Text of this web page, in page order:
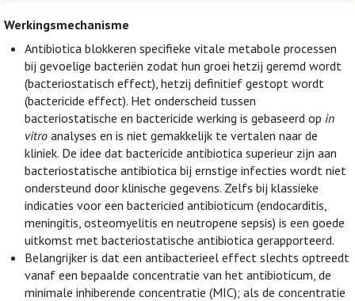
Werkingsmechanisme
Antibiotica blokkeren specifieke vitale metabole processen
bij gevoelige bacteriën zodat hun groei hetzij geremd wordt
(bacteriostatisch effect), hetzij definitief gestopt wordt
(bactericide effect). Het onderscheid tussen
bacteriostatische en bactericide werking is gebaseerd op in
vitro analyses en is niet gemakkelijk te vertalen naar de
kliniek. De idee dat bactericide antibiotica superieur zijn aan
bacteriostatische antibiotica bij ernstige infecties wordt niet
ondersteund door klinische gegevens. Zelfs bij klassieke
indicaties voor een bactericied antibioticum (endocarditis,
meningitis, osteomyelitis en neutropene sepsis) is een goede
uitkomst met bacteriostatische antibiotica gerapporteerd.
Belangrijker is dat een antibacterieel effect slechts optreedt
vanaf een bepaalde concentratie van het antibioticum, de
minimale inhiberende concentratie (MIC); als de concentratie